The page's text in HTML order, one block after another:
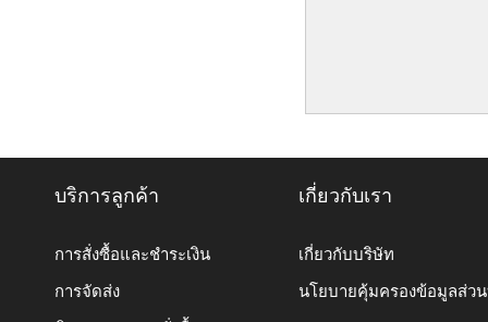
บริการลูกค้า
การสั่งซื้อและชำระเงิน
การจัดส่ง
เกี่ยวกับเรา
เกี่ยวกับบริษัท
นโยบายคุ้มครองข้อมูลส่ว